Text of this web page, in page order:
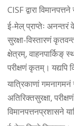
CISF द्वारा
ई-मेल् प्राप्तेः अनन्तरं
सुरक्षा-विस्तारणं
क्षेत्रम्, वाहनपार्किङ्
परीक्षणं कृतम्। यद्यपि
यात्रिकाणां
अतिरिक्तसुरक्षा,
विमानपत्तनप्रशासने